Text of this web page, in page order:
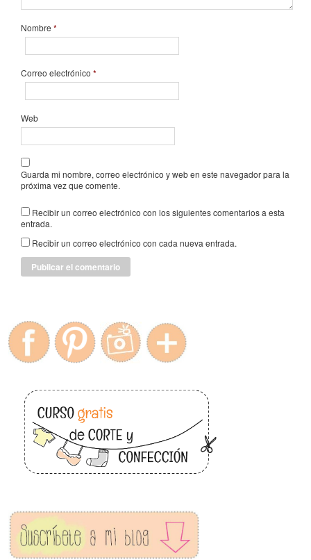
Nombre *
Correo electrónico *
Web
Guarda mi nombre, correo electrónico y web en este navegador para la
próxima vez que comente.
Recibir un correo electrónico con los siguientes comentarios a esta
entrada.
Recibir un correo electrónico con cada nueva entrada.